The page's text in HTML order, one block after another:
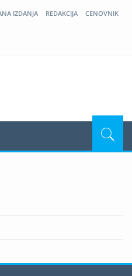
IZDANJA REDAKCIJA
CENOVNIK